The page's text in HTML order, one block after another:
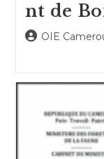
nt de
Auteur/autrice
publication :
OIE